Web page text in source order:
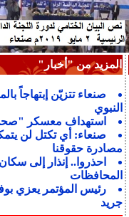
المزيد من "أخبار"
صنعاء تتزيّن إبتهاجاً
النبوي
استهداف معسكر
صنعاء: أي تكتل لن
مصادرة حقوقنا
احذروا.. إنذار إلى
المحافظات
رئيس المؤتمر يعزي
جريد